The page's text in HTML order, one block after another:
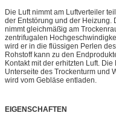
Die Luft nimmt am Luftverteiler
der Entstörung und der Heizung.
nimmt gleichmäßig am
zentrifugalen
wird er in die flüssigen Perlen
Rohstoff kann zu den
Kontakt mit der erhitzten Luft.
Unterseite des Trockenturm und
wird vom Gebläse entladen.
EIGENSCHAFTEN